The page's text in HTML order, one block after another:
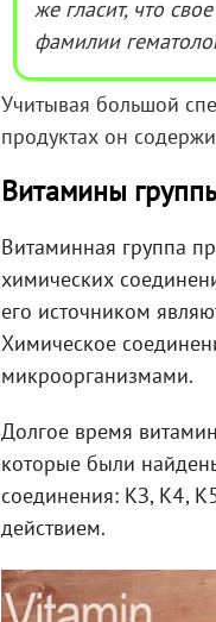
же гласит, что
фамилии
Учитывая большой
продуктах он
Витамины
Витаминная группа
химических
его источником
Химическое
микроорганизмами.
Долгое время
которые были
соединения: КЗ, К4,
действием.